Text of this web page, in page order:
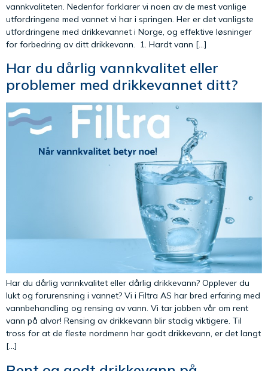
vannkvaliteten. Nedenfor forklarer vi noen av de mest vanlige
utfordringene med vannet vi har i springen. Her er det vanligste
utfordringene med drikkevannet i Norge, og effektive løsninger
for forbedring av ditt drikkevann. 1. Hardt vann […]
Har du dårlig vannkvalitet eller
problemer med drikkevannet ditt?
Har du dårlig vannkvalitet eller dårlig drikkevann? Opplever du
lukt og forurensning i vannet? Vi i Filtra AS har bred erfaring med
vannbehandling og rensing av vann. Vi tar jobben vår om rent
vann på alvor! Rensing av drikkevann blir stadig viktigere. Til
tross for at de fleste nordmenn har godt drikkevann, er det langt
[…]